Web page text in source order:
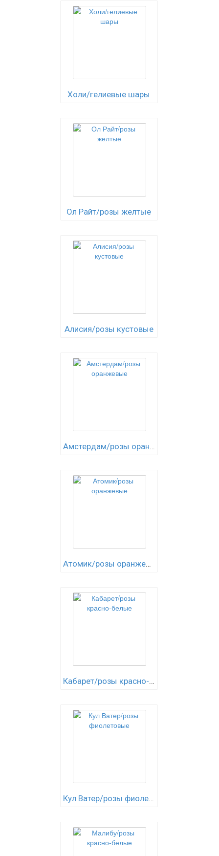
Холи/гелиевые шары
Ол Райт/розы желтые
Алисия/розы кустовые
Амстердам/розы оранжевые
Атомик/розы оранжевые
Кабарет/розы красно-белые
Кул Ватер/розы фиолетовые